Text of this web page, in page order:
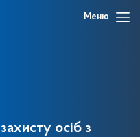
Меню
осіб з